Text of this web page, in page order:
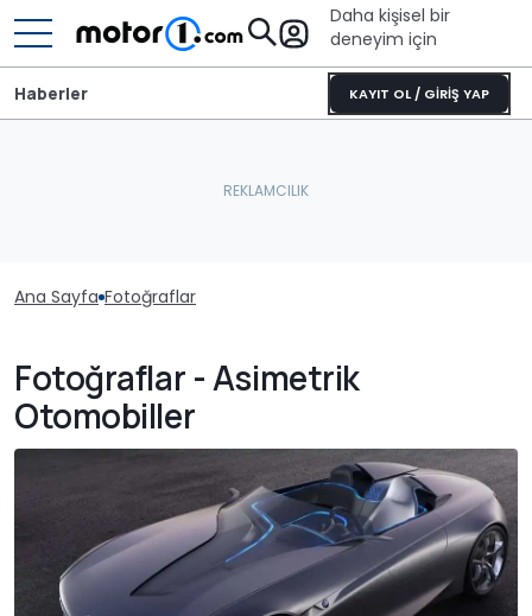
Daha kişisel bir
deneyim için
KAYIT OL / GİRİŞ YAP
Haberler
Ana Sayfa Fotoğraflar
Fotoğraflar - Asimetrik
Otomobiller